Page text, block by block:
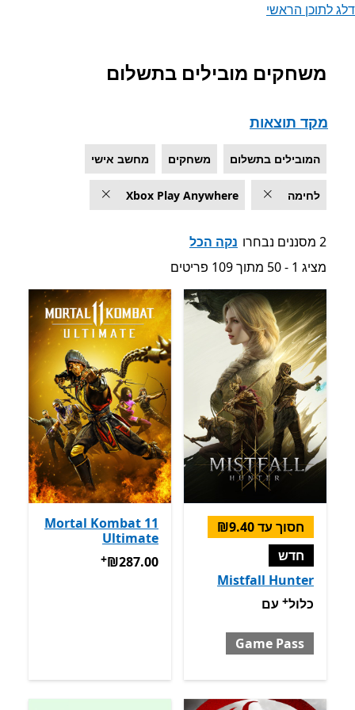
דלג לתוכן הראשי
רשימה של Microsoft.com
משחקים מובילים בתשלום
מקד תוצאות
המובילים בתשלום משחקים מחשב אישי
לחימה Xbox Play Anywhere
2 מסננים נבחרו
נקה הכל
מציג 1 - 50 מתוך 109 פריטים
מציג 1 - 50 מתוך 109 פריטים
חסוך עד ‪₪9.40‬
חדש
Mistfall Hunter
כלול עם Game Pass
כלול+ עם
Game Pass
Mortal Kombat 11
Ultimate
‪₪287.00‬מבצעים על רכישת‪₪287.00‬
+